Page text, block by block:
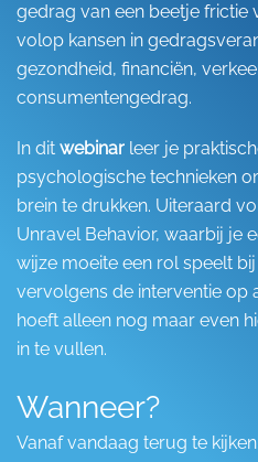
gedrag van een beetje frictie
volop kansen in
gezondheid, financiën,
consumentengedrag.
In dit webinar leer je
psychologische technieken
brein te drukken. Uiteraard
Unravel Behavior, waarbij je
wijze moeite een rol speelt
vervolgens de interventie op
hoeft alleen nog maar even
in te vullen.
Wanneer?
Vanaf vandaag terug te